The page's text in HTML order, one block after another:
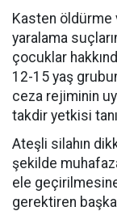
Kasten öldürme
yaralama
çocuklar
12-15 yaş
ceza rejiminin
takdir yetkisi
Ateşli silahın
şekilde
ele
gerektiren